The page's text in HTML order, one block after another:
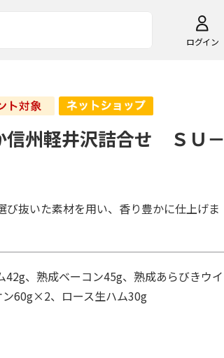
ログイン
信州軽井沢詰合せ ＳＵ－
び抜いた素材を用い、香り豊かに仕上げま
、熟成ベーコン45g、熟成あらびきウイ
60g×2、ロース生ハム30g